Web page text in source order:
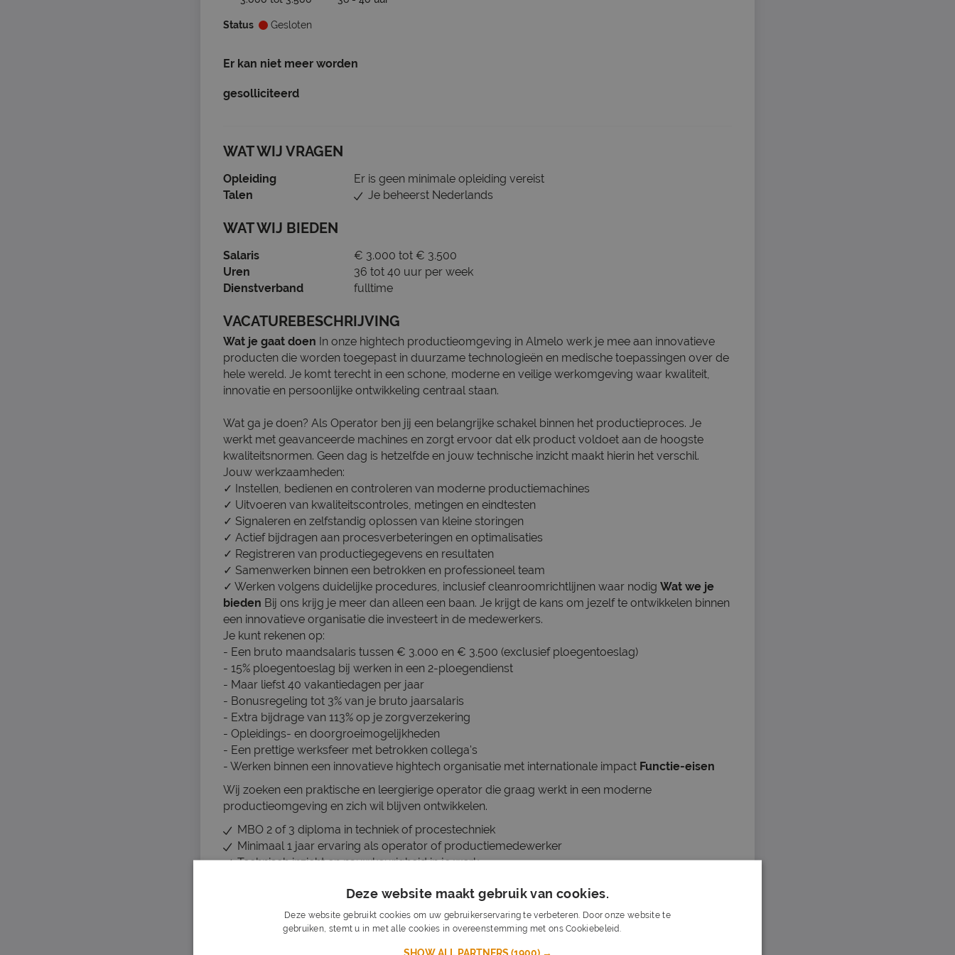
Status Gesloten
Er kan niet meer worden
gesolliciteerd
WAT WIJ VRAGEN
Opleiding
Er is geen minimale opleiding vereist
Talen
Je beheerst Nederlands
WAT WIJ BIEDEN
Salaris
€ 3.000 tot € 3.500
Uren
36 tot 40 uur per week
Dienstverband
fulltime
VACATUREBESCHRIJVING
Wat je gaat doen In onze hightech productieomgeving in Almelo werk je mee aan innovatieve
producten die worden toegepast in duurzame technologieën en medische toepassingen over de
hele wereld. Je komt terecht in een schone, moderne en veilige werkomgeving waar kwaliteit,
innovatie en persoonlijke ontwikkeling centraal staan.
Wat ga je doen? Als Operator ben jij een belangrijke schakel binnen het productieproces. Je
werkt met geavanceerde machines en zorgt ervoor dat elk product voldoet aan de hoogste
kwaliteitsnormen. Geen dag is hetzelfde en jouw technische inzicht maakt hierin het verschil.
Jouw werkzaamheden:
✓ Instellen, bedienen en controleren van moderne productiemachines
✓ Uitvoeren van kwaliteitscontroles, metingen en eindtesten
✓ Signaleren en zelfstandig oplossen van kleine storingen
✓ Actief bijdragen aan procesverbeteringen en optimalisaties
✓ Registreren van productiegegevens en resultaten
✓ Samenwerken binnen een betrokken en professioneel team
✓ Werken volgens duidelijke procedures, inclusief cleanroomrichtlijnen waar nodig Wat we je
bieden Bij ons krijg je meer dan alleen een baan. Je krijgt de kans om jezelf te ontwikkelen binnen
een innovatieve organisatie die investeert in de medewerkers.
Je kunt rekenen op:
- Een bruto maandsalaris tussen € 3.000 en € 3.500 (exclusief ploegentoeslag)
- 15% ploegentoeslag bij werken in een 2-ploegendienst
- Maar liefst 40 vakantiedagen per jaar
- Bonusregeling tot 3% van je bruto jaarsalaris
- Extra bijdrage van 113% op je zorgverzekering
- Opleidings- en doorgroeimogelijkheden
- Een prettige werksfeer met betrokken collega's
- Werken binnen een innovatieve hightech organisatie met internationale impact Functie-eisen
Wij zoeken een praktische en leergierige operator die graag werkt in een moderne
productieomgeving en zich wil blijven ontwikkelen.
MBO 2 of 3 diploma in techniek of procestechniek
Minimaal 1 jaar ervaring als operator of productiemedewerker
Technisch inzicht en nauwkeurigheid in je werk
Positieve instelling en motivatie om te leren
Over het bedrijf
Wij zijn een toonaangevende hightech producent in Almelo en ontwikkelen innovatieve
oplossingen voor duurzame technologieën en medische toepassingen. Samen met ruim 100
Deze website maakt gebruik van cookies.
Deze website gebruikt cookies om uw gebruikerservaring te verbeteren. Door onze website te
gebruiken, stemt u in met alle cookies in overeenstemming met ons Cookiebeleid.
SHOW ALL PARTNERS(1900) →